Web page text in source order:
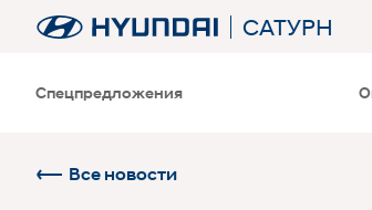
САТУРН
Спецпредложения
Все новости